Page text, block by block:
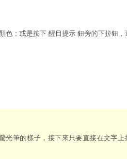
；或是按下 醒目提示 鈕旁的下拉鈕，
光筆的樣子，接下來只要直接在文字上